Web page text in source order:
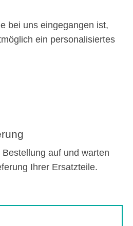
bei uns eingegangen ist,
ein personalisiertes
auf und warten
Ihrer Ersatzteile.